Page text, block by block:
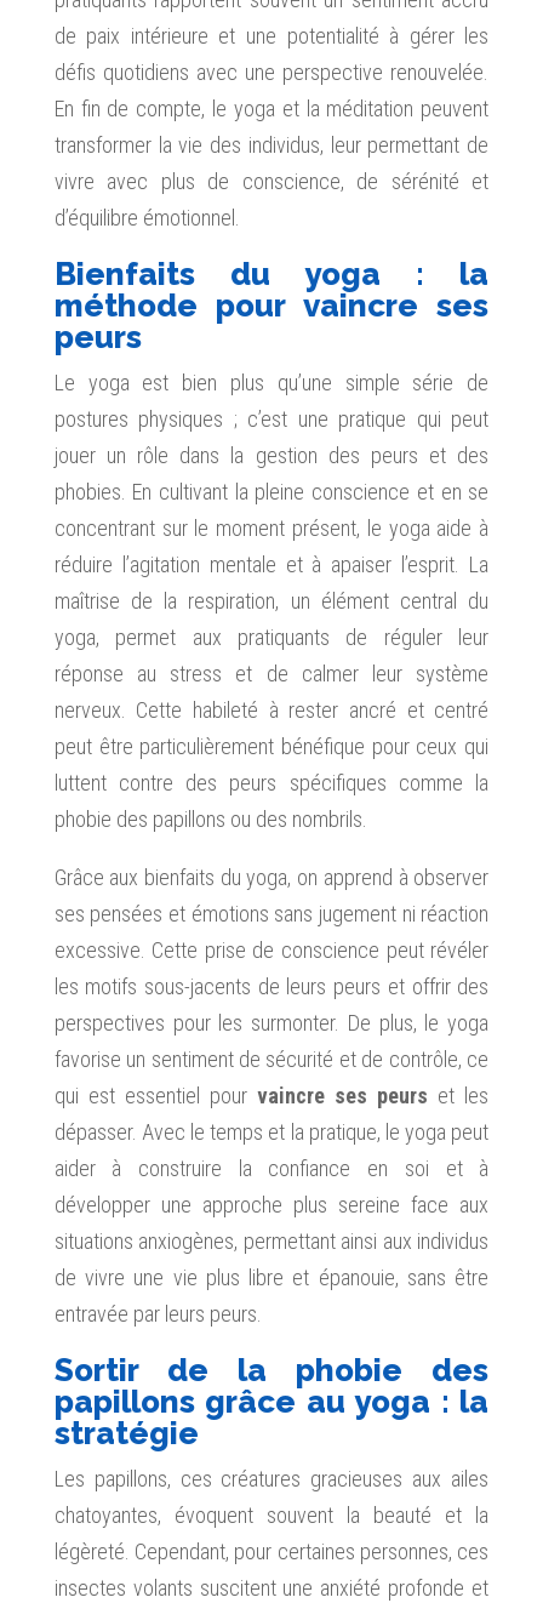
de paix intérieure et une potentialité à gérer les
défis quotidiens avec une perspective renouvelée.
En fin de compte, le yoga et la méditation peuvent
transformer la vie des individus, leur permettant de
vivre avec plus de conscience, de sérénité et
d’équilibre émotionnel.
Bienfaits du yoga : la
méthode pour vaincre ses
peurs
Le yoga est bien plus qu’une simple série de
postures physiques ; c’est une pratique qui peut
jouer un rôle dans la gestion des peurs et des
phobies. En cultivant la pleine conscience et en se
concentrant sur le moment présent, le yoga aide à
réduire l’agitation mentale et à apaiser l’esprit. La
maîtrise de la respiration, un élément central du
yoga, permet aux pratiquants de réguler leur
réponse au stress et de calmer leur système
nerveux. Cette habileté à rester ancré et centré
peut être particulièrement bénéfique pour ceux qui
luttent contre des peurs spécifiques comme la
phobie des papillons ou des nombrils.
Grâce aux bienfaits du yoga, on apprend à observer
ses pensées et émotions sans jugement ni réaction
excessive. Cette prise de conscience peut révéler
les motifs sous-jacents de leurs peurs et offrir des
perspectives pour les surmonter. De plus, le yoga
favorise un sentiment de sécurité et de contrôle, ce
qui est essentiel pour vaincre ses peurs et les
dépasser. Avec le temps et la pratique, le yoga peut
aider à construire la confiance en soi et à
développer une approche plus sereine face aux
situations anxiogènes, permettant ainsi aux individus
de vivre une vie plus libre et épanouie, sans être
entravée par leurs peurs.
Sortir de la phobie des
papillons grâce au yoga : la
stratégie
Les papillons, ces créatures gracieuses aux ailes
chatoyantes, évoquent souvent la beauté et la
légèreté. Cependant, pour certaines personnes, ces
insectes volants suscitent une anxiété profonde et